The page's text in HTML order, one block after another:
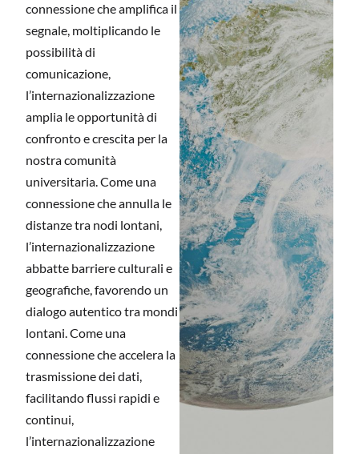
connessione che amplifica il
segnale, moltiplicando le
possibilità di
comunicazione,
l’internazionalizzazione
amplia le opportunità di
confronto e crescita per la
nostra comunità
universitaria. Come una
connessione che annulla le
distanze tra nodi lontani,
l’internazionalizzazione
abbatte barriere culturali e
geografiche, favorendo un
dialogo autentico tra mondi
lontani. Come una
connessione che accelera la
trasmissione dei dati,
facilitando flussi rapidi e
continui,
l’internazionalizzazione